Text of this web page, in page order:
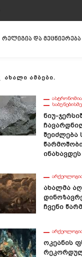
რელიგია და მეცნიერება
ᲐᲮᲐᲚᲘ ᲐᲛᲑᲔᲑᲘ.
Ნიუ-
Შეიძლება
Ინახავდეს
Ახალმა
Ჩვენი
Ოკეანის